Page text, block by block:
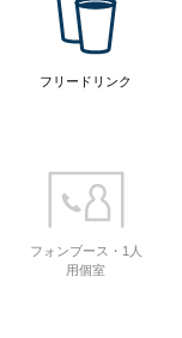
フリードリンク
フォンブース・1人
用個室